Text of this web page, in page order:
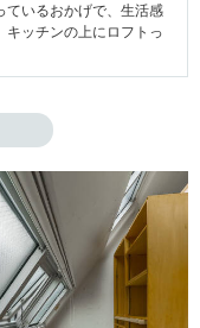
ているおかげで、生活感
キッチンの上にロフトっ